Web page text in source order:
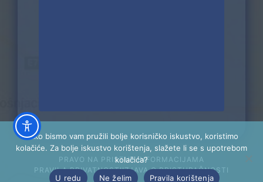
PRAVO NA PRISTUP INFORMACIJAMA
PRAVILA PRIVATNOSTIIZJAVA O PRISTUPAČNOSTI
Kako bismo vam pružili bolje korisničko iskustvo, koristimo
kolačiće. Za bolje iskustvo korištenja, slažete li se s upotrebom
kolačića?
U redu
Ne želim Pravila korištenja